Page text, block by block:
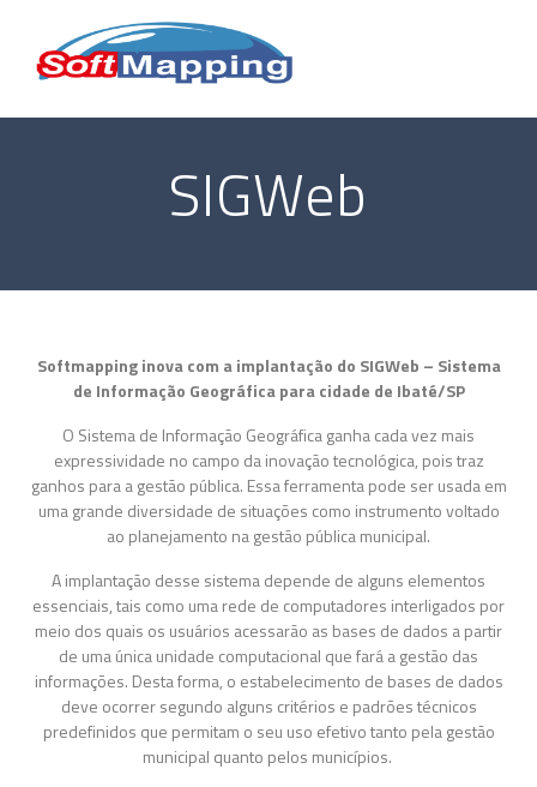
SIGWeb
Softmapping inova com a implantação do SIGWeb – Sistema
de Informação Geográfica para cidade de Ibaté/SP
O Sistema de Informação Geográfica ganha cada vez mais
expressividade no campo da inovação tecnológica, pois traz
ganhos para a gestão pública. Essa ferramenta pode ser usada em
uma grande diversidade de situações como instrumento voltado
ao planejamento na gestão pública municipal.
A implantação desse sistema depende de alguns elementos
essenciais, tais como uma rede de computadores interligados por
meio dos quais os usuários acessarão as bases de dados a partir
de uma única unidade computacional que fará a gestão das
informações. Desta forma, o estabelecimento de bases de dados
deve ocorrer segundo alguns critérios e padrões técnicos
predefinidos que permitam o seu uso efetivo tanto pela gestão
municipal quanto pelos municípios.